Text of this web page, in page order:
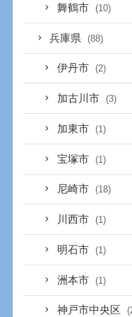
舞鶴市 (10)
兵庫県 (88)
伊丹市 (2)
加古川市 (3)
加東市 (1)
宝塚市 (1)
尼崎市 (18)
川西市 (1)
明石市 (1)
洲本市 (1)
神戸市中央区